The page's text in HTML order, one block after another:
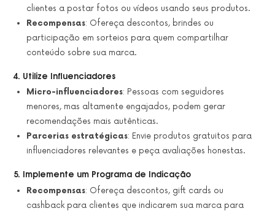
clientes a postar fotos ou vídeos usando seus produtos.
Recompensas: Ofereça descontos, brindes ou
participação em sorteios para quem compartilhar
conteúdo sobre sua marca.
4. Utilize Influenciadores
Micro-influenciadores: Pessoas com seguidores
menores, mas altamente engajados, podem gerar
recomendações mais autênticas.
Parcerias estratégicas: Envie produtos gratuitos para
influenciadores relevantes e peça avaliações honestas.
5. Implemente um Programa de Indicação
Recompensas: Ofereça descontos, gift cards ou
cashback para clientes que indicarem sua marca para